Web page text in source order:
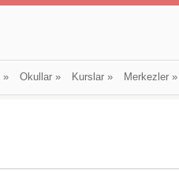
» Okullar» Kurslar» Merkezler»